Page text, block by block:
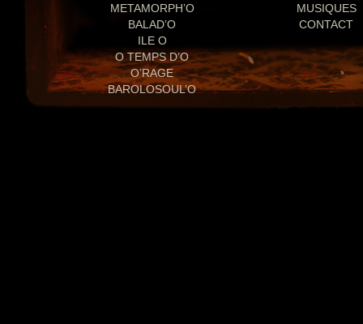
METAMORPH’O
BALAD’O
ILE O
O TEMPS D’O
O’RAGE
BAROLOSOUL’O
MUSIQUES
CONTACT